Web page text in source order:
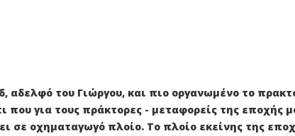
αδελφό του Γιώργου, και πιο οργανωμένο το
που για τους πράκτορες - μεταφορείς της εποχής
σε οχηματαγωγό πλοίο. Το πλοίο εκείνης της